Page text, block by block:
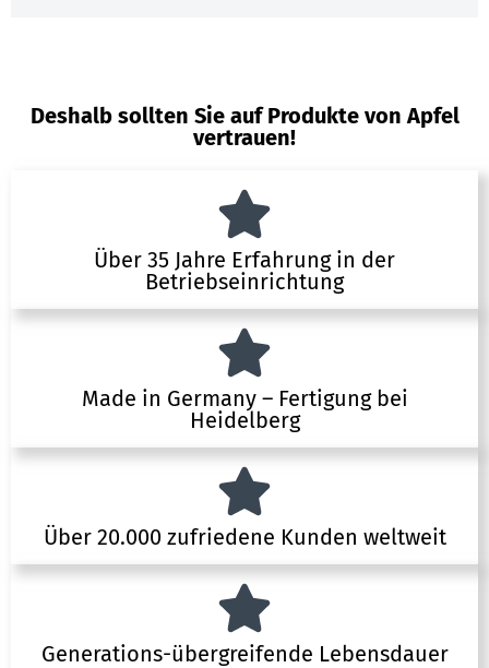
Deshalb sollten Sie auf Produkte von Apfel
vertrauen!
Über 35 Jahre Erfahrung in der
Betriebseinrichtung
Made in Germany – Fertigung bei
Heidelberg
Über 20.000 zufriedene Kunden weltweit
Generations-übergreifende Lebensdauer